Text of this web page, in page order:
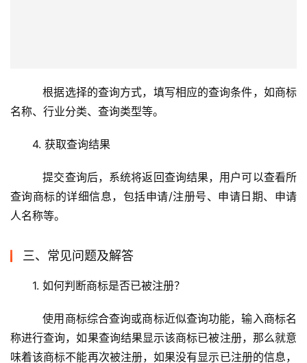
   根据选择的查询方式，填写相应的查询条件，如商标
名称、行业分类、查询类型等。
4. 获取查询结果
   提交查询后，系统将返回查询结果，用户可以查看所
查询商标的详细信息，包括申请/注册号、申请日期、申请
人名称等。
三、常见问题及解答
1. 如何判断商标是否已被注册？
   使用商标综合查询或商标近似查询功能，输入商标名
称进行查询，如果查询结果显示该商标已被注册，那么就意
味着该商标不能再次被注册，如果没有显示已注册的信息，